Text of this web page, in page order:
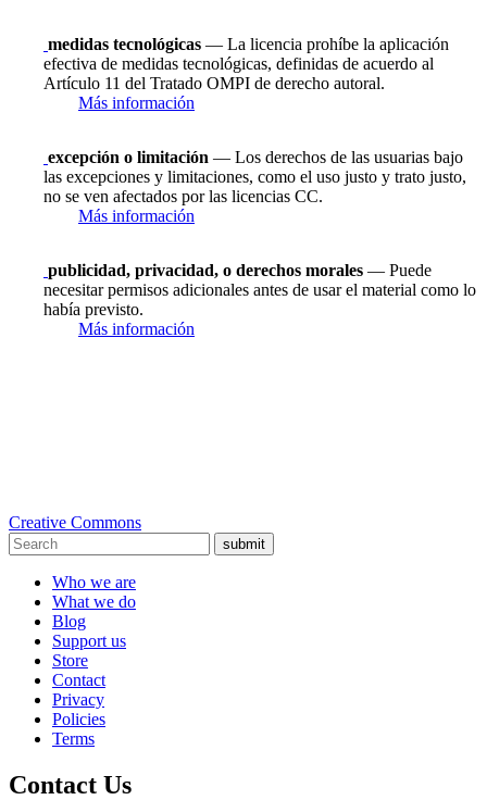
medidas tecnológicas — La licencia prohíbe la aplicación
efectiva de medidas tecnológicas, definidas de acuerdo al
Artículo 11 del Tratado OMPI de derecho autoral.
Más información
excepción o limitación — Los derechos de las usuarias bajo
las excepciones y limitaciones, como el uso justo y trato justo,
no se ven afectados por las licencias CC.
Más información
publicidad, privacidad, o derechos morales — Puede
necesitar permisos adicionales antes de usar el material como lo
había previsto.
Más información
Creative Commons
submit
Who we are
What we do
Blog
Support us
Store
Contact
Privacy
Policies
Terms
Contact Us